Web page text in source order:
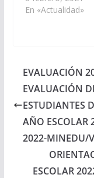
En «Actualidad»
EVALUACIÓN
EVALUACIÓN
ESTUDIANTES
AÑO ESCOLAR
2022-MINEDU/
ESCOLAR